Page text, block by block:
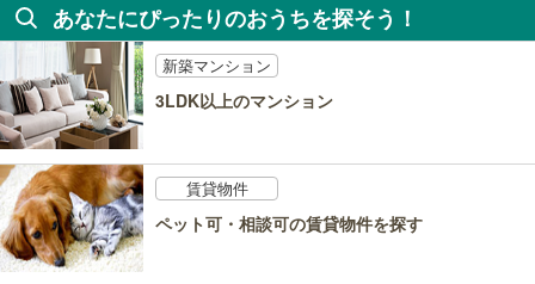
あなたにぴったりのおうちを探そう！
新築マンション
3LDK以上のマンション
賃貸物件
ペット可・相談可の賃貸物件を探す